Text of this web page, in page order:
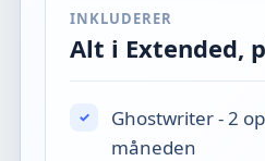
INKLUDERER
Alt i Extended,
Ghostwriter - 2
måneden